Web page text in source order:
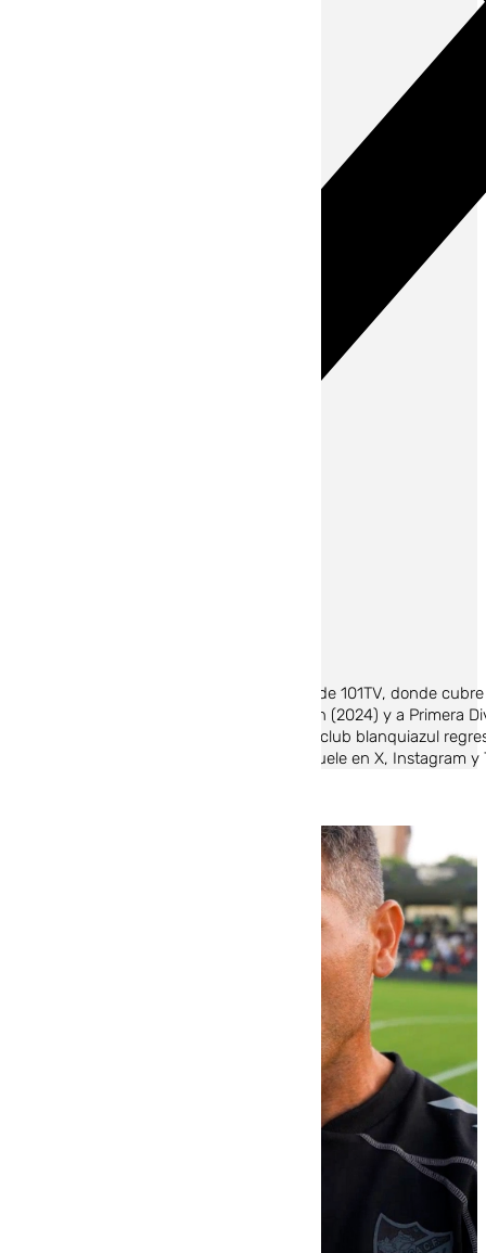
Jairo Sánchez es colaborador de deportes de 101TV, donde
ascensos del Málaga CF a Segunda División (2024) y a
temporada 25-26, justo el año en el que el club blanquiazul
deportiva y retransmisiones en directo. Síguele en X, Instagram